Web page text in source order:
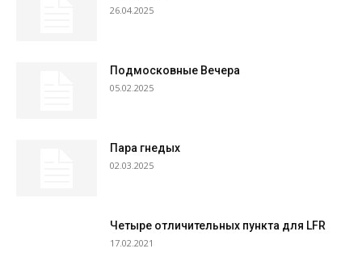
26.04.2025
Подмосковные Вечера
05.02.2025
Пара гнедых
02.03.2025
Четыре отличительных пункта для LFR
17.02.2021